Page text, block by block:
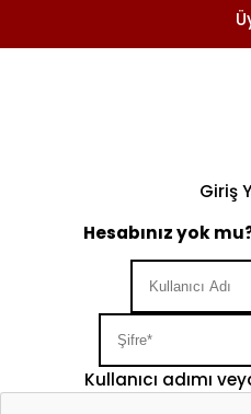
Giriş
Hesabınız yok
Kullanıcı adımı